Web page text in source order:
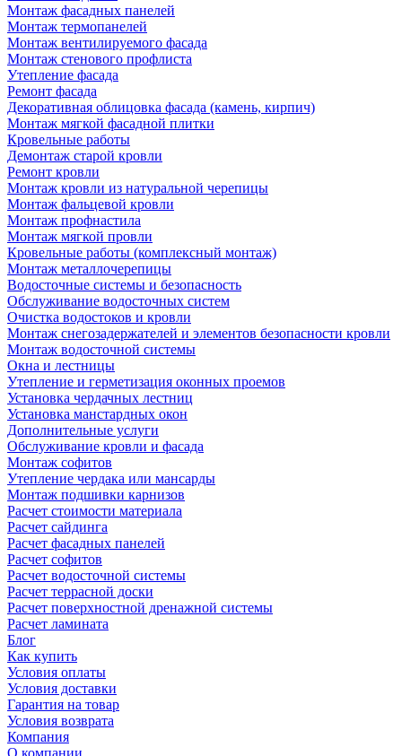
Монтаж фасадных панелей
Монтаж термопанелей
Монтаж вентилируемого фасада
Монтаж стенового профлиста
Утепление фасада
Ремонт фасада
Декоративная облицовка фасада (камень, кирпич)
Монтаж мягкой фасадной плитки
Кровельные работы
Демонтаж старой кровли
Ремонт кровли
Монтаж кровли из натуральной черепицы
Монтаж фальцевой кровли
Монтаж профнастила
Монтаж мягкой провли
Кровельные работы (комплексный монтаж)
Монтаж металлочерепицы
Водосточные системы и безопасность
Обслуживание водосточных систем
Очистка водостоков и кровли
Монтаж снегозадержателей и элементов безопасности кровли
Монтаж водосточной системы
Окна и лестницы
Утепление и герметизация оконных проемов
Установка чердачных лестниц
Установка манстардных окон
Дополнительные услуги
Обслуживание кровли и фасада
Монтаж софитов
Утепление чердака или мансарды
Монтаж подшивки карнизов
Расчет стоимости материала
Расчет сайдинга
Расчет фасадных панелей
Расчет софитов
Расчет водосточной системы
Расчет террасной доски
Расчет поверхностной дренажной системы
Расчет ламината
Блог
Как купить
Условия оплаты
Условия доставки
Гарантия на товар
Условия возврата
Компания
О компании